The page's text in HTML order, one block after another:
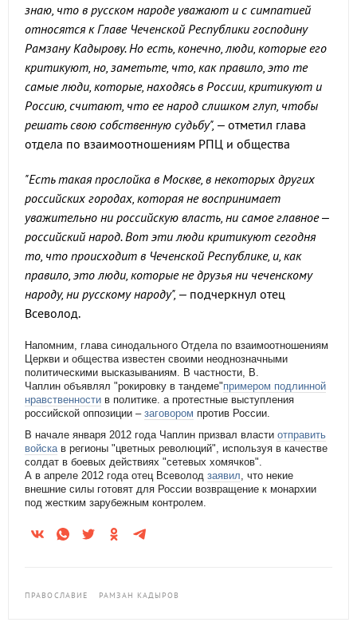
знаю, что в русском народе уважают и с симпатией
относятся к Главе Чеченской Республики господину
Рамзану Кадырову. Но есть, конечно, люди, которые его
критикуют, но, заметьте, что, как правило, это те
самые люди, которые, находясь в России, критикуют и
Россию, считают, что ее народ слишком глуп, чтобы
решать свою собственную судьбу", – отметил глава
отдела по взаимоотношениям РПЦ и общества
"Есть такая прослойка в Москве, в некоторых других
российских городах, которая не воспринимает
уважительно ни российскую власть, ни самое главное –
российский народ. Вот эти люди критикуют сегодня
то, что происходит в Чеченской Республике, и, как
правило, это люди, которые не друзья ни чеченскому
народу, ни русскому народу", – подчеркнул отец
Всеволод.
Напомним, глава синодального Отдела по взаимоотношениям
Церкви и общества известен своими неоднозначными
политическими высказываниям. В частности, В.
Чаплин объявлял "рокировку в тандеме"примером подлинной
нравственности в политике. а протестные выступления
российской оппозиции – заговором против России.
В начале января 2012 года Чаплин призвал власти отправить
войскав регионы "цветных революций", используя в качестве
солдат в боевых действиях "сетевых хомячков".
А в апреле 2012 года отец Всеволод заявил, что некие
внешние силы готовят для России возвращение к монархии
под жестким зарубежным контролем.
ПРАВОСЛАВИЕ РАМЗАН КАДЫРОВ